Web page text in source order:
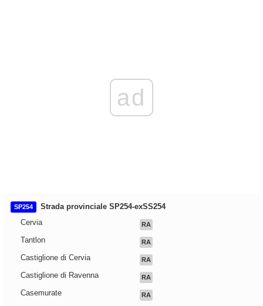
ad
SP254
Strada provinciale SP254-exSS254
Cervia
RA
Tantlon RA
Castiglione di Cervia RA
Castiglione di Ravenna RA
Casemurate RA